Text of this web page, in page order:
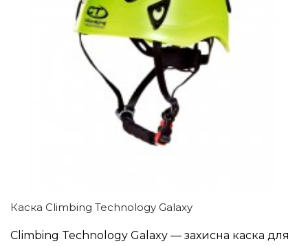
Каска Climbing Technology Galaxy
Climbing Technology Galaxy — захисна каска для